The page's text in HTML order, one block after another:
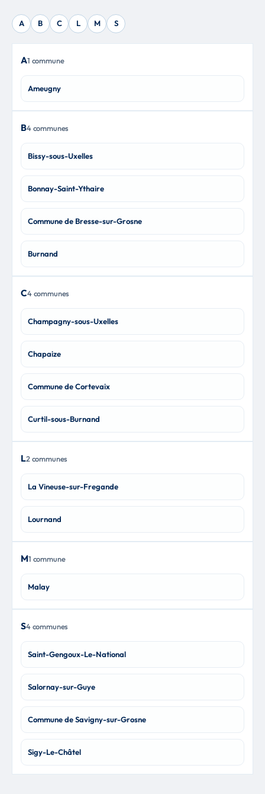
A B C L M S
A1 commune
Ameugny
B4 communes
Bissy-sous-Uxelles
Bonnay-Saint-Ythaire
Commune de Bresse-sur-Grosne
Burnand
C4 communes
Champagny-sous-Uxelles
Chapaize
Commune de Cortevaix
Curtil-sous-Burnand
L2 communes
La Vineuse-sur-Fregande
Lournand
M1 commune
Malay
S4 communes
Saint-Gengoux-Le-National
Salornay-sur-Guye
Commune de Savigny-sur-Grosne
Sigy-Le-Châtel